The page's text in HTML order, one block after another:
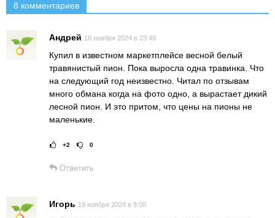
8 комментариев
Андрей 18 ноября 2024 в 23:48
Купил в известном маркетплейсе весной белый
травянистый пион. Пока выросла одна травинка. Что
на следующий год неизвестно. Читал по отзывам
много обмана когда на фото одно, а вырастает дикий
лесной пион. И это притом, что цены на пионы не
маленькие.
Рейтинг статьи:
+2 0
Ответить
Игорь 19 ноября 2024 в 9:00